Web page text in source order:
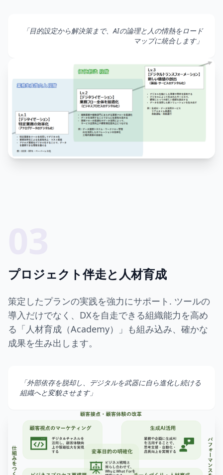
「目的設定から解決策まで、AIの論理と人の情熱をロード
マップに統合します」
プロジェクト伴走と人材育成
策定したプランの実践を強力にサポート. ツールの
導入だけでなく、DXを自走できる組織能力を高め
る「人材育成（Academy）」も組み込み、確かな
成果を生み出します。
「外部依存を脱却し、デジタルを武器に自ら進化し続ける
組織へと変貌させます」